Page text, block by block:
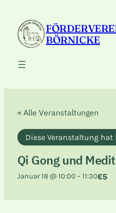
BÖRNICKE
« Alle Veranstaltungen
Diese Veranstaltung
Qi Gong und
Januar 18 @ 10:00 – 11:30€5